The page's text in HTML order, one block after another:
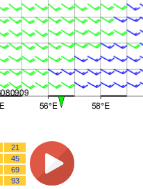
21
45
69
93